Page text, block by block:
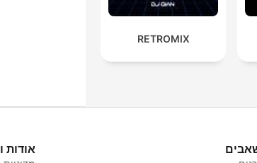
RETROMIX
אודות